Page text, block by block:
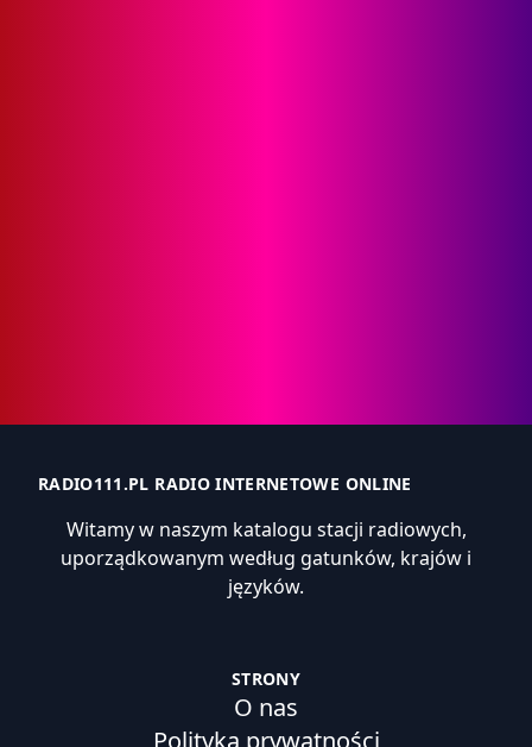
RADIO111.PL RADIO INTERNETOWE ONLINE
Witamy w naszym katalogu stacji radiowych,
uporządkowanym według gatunków, krajów i
języków.
STRONY
O nas
Polityka prywatności